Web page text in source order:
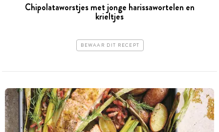
Chipolataworstjes met jonge harissawortelen en
krieltjes
BEWAAR DIT RECEPT